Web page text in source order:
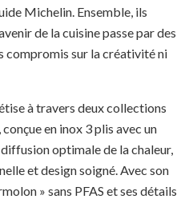
Michelin. Ensemble, ils
de la cuisine passe par des
compromis sur la créativité ni
à travers deux collections
en inox 3 plis avec un
optimale de la chaleur,
et design soigné. Avec son
» sans PFAS et ses détails